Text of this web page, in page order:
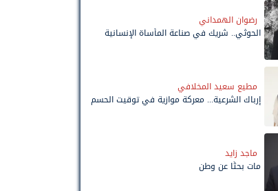
رضوان الهمداني
الحوثي.. شريك في صناعة المأساة الإنسانية
مطيع سعيد المخلافي
إرباك الشرعية... معركة موازية في توقيت الحسم
ماجد زايد
مات بحثًا عن وطن